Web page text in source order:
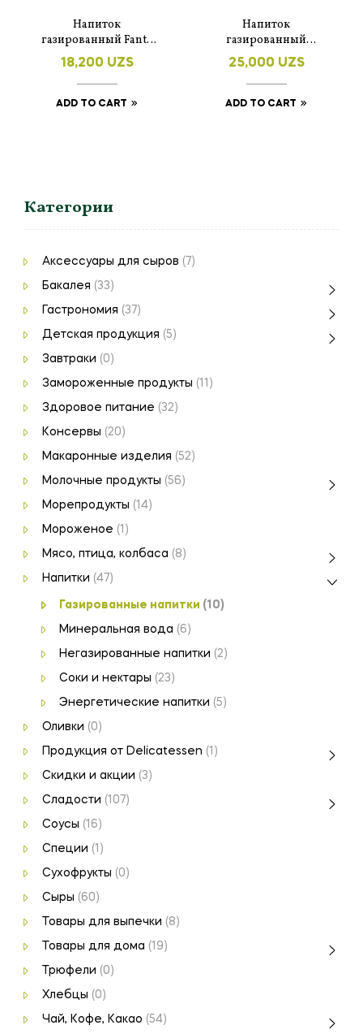
Напиток
газированный Fanta
Orange 330 мл
18,200 UZS
ADD TO CART
Напиток
газированный
SanPellegrino Silver
Cocktail в стеклянной
бутылке 200 мл
25,000 UZS
ADD TO CART
Категории
Аксессуары для сыров (7)
Бакалея (33)
Гастрономия (37)
Детская продукция (5)
Завтраки (0)
Замороженные продукты (11)
Здоровое питание (32)
Консервы (20)
Макаронные изделия (52)
Молочные продукты (56)
Морепродукты (14)
Мороженое (1)
Мясо, птица, колбаса (8)
Напитки (47)
Газированные напитки (10)
Минеральная вода (6)
Негазированные напитки (2)
Соки и нектары (23)
Энергетические напитки (5)
Оливки (0)
Продукция от Delicatessen (1)
Скидки и акции (3)
Сладости (107)
Соусы (16)
Специи (1)
Сухофрукты (0)
Сыры (60)
Товары для выпечки (8)
Товары для дома (19)
Трюфели (0)
Хлебцы (0)
Чай, Кофе, Какао (54)